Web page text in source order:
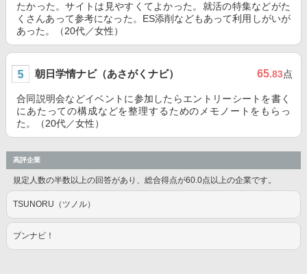
たかった。サイトは見やすくてよかった。就活の特集などがた
くさんあって参考になった。ES添削などもあって利用しがいが
あった。（20代／女性）
朝日学情ナビ（あさがくナビ） 65.83点
合同説明会などイベントに参加したらエントリーシートを書く
にあたっての構成などを整理するためのメモノートをもらっ
た。（20代／女性）
高評企業
規定人数の半数以上の回答があり、総合得点が60.0点以上の企業です。
TSUNORU（ツノル）
ブンナビ！